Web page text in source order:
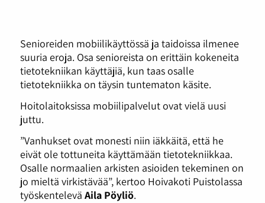
Senioreiden mobiilikäyttössä ja taidoissa ilmenee
suuria eroja. Osa senioreista on erittäin kokeneita
tietotekniikan käyttäjiä, kun taas osalle
tietotekniikka on täysin tuntematon käsite.
Hoitolaitoksissa mobiilipalvelut ovat vielä uusi
juttu.
”Vanhukset ovat monesti niin iäkkäitä, että he
eivät ole tottuneita käyttämään tietotekniikkaa.
Osalle normaalien arkisten asioiden tekeminen on
jo mieltä virkistävää”, kertoo Hoivakoti Puistolassa
työskentelevä Aila Pöyliö.